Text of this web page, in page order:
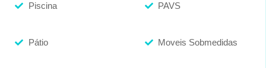
Piscina PAVS
Pátio Moveis Sobmedidas